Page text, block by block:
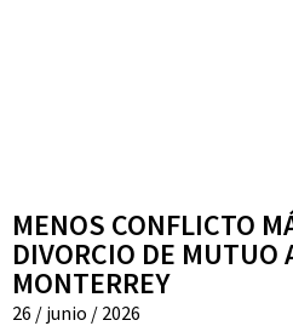
MENOS CONFLICTO
DIVORCIO DE MUTUO
MONTERREY
26 / junio / 2026